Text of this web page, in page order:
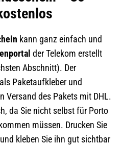
kann ganz einfach und
der Telekom erstellt
Abschnitt). Der
Paketaufkleber und
Versand des Pakets mit DHL.
da Sie nicht selbst für Porto
müssen. Drucken Sie
kleben Sie ihn gut sichtbar